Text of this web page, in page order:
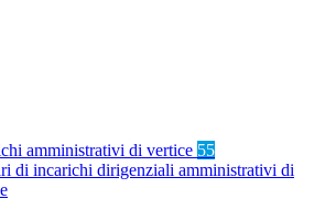
amministrativi di vertice 55
di incarichi dirigenziali amministrativi di